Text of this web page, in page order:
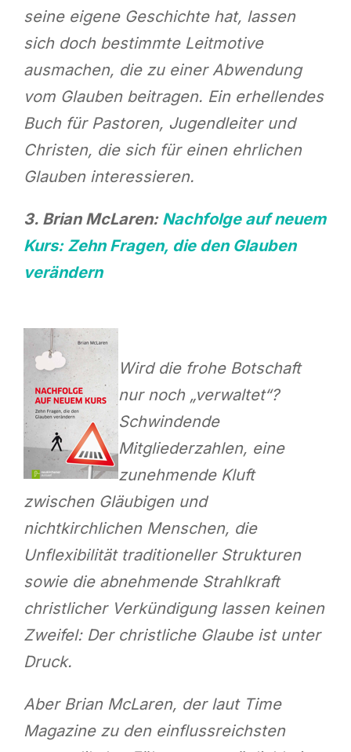
seine eigene Geschichte hat, lassen
sich doch bestimmte Leitmotive
ausmachen, die zu einer Abwendung
vom Glauben beitragen. Ein erhellendes
Buch für Pastoren, Jugendleiter und
Christen, die sich für einen ehrlichen
Glauben interessieren.
3. Brian McLaren:Nachfolge auf neuem
Kurs: Zehn Fragen, die den Glauben
verändern
Wird die frohe Botschaft
nur noch „verwaltet“?
Schwindende
Mitgliederzahlen, eine
zunehmende Kluft
zwischen Gläubigen und
nichtkirchlichen Menschen, die
Unflexibilität traditioneller Strukturen
sowie die abnehmende Strahlkraft
christlicher Verkündigung lassen keinen
Zweifel: Der christliche Glaube ist unter
Druck.
Aber Brian McLaren, der laut Time
Magazine zu den einflussreichsten